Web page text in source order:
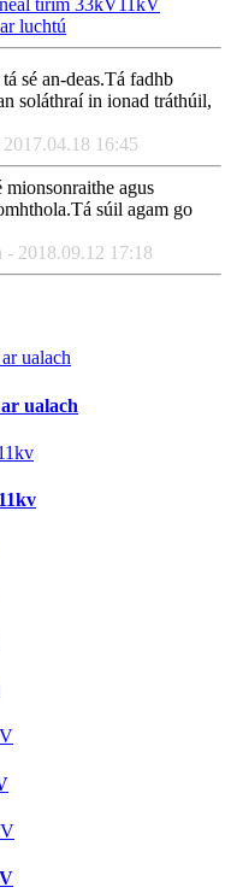
luchtú
sé an-deas.Tá fadhb
soláthraí in ionad tráthúil,
16:45
mionsonraithe agus
súil agam go
- 2018.09.12 17:18
ualach